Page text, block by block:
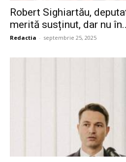
Robert Sighiartău,
merită susținut, dar nu
Redactia - septembrie 25, 2025